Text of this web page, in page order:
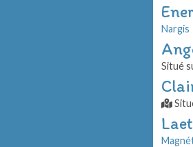
Nargis
Situé